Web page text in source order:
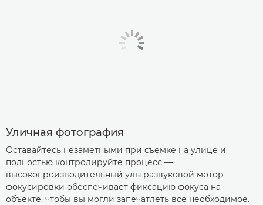
Уличная фотография
Оставайтесь незаметными при съемке на улице и
полностью контролируйте процесс —
высокопроизводительный ультразвуковой мотор
фокусировки обеспечивает фиксацию фокуса на
объекте, чтобы вы могли запечатлеть все необходимое.